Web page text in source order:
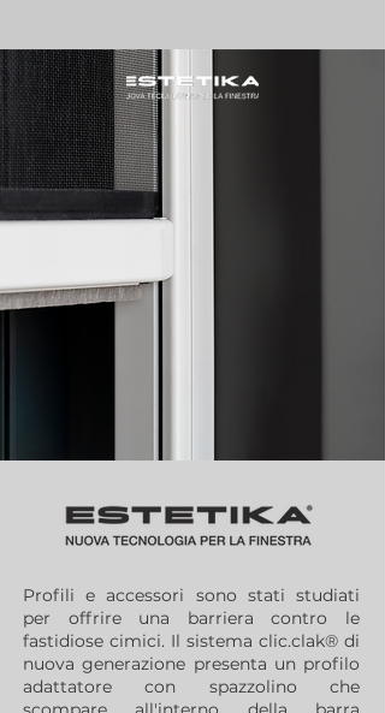
Profili e accessori sono stati studiati
per offrire una barriera contro le
fastidiose cimici. Il sistema clic.clak® di
nuova generazione presenta un profilo
adattatore con spazzolino che